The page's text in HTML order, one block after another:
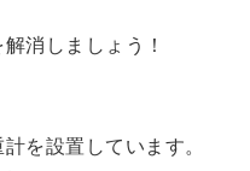
消しましょう！
を設置しています。